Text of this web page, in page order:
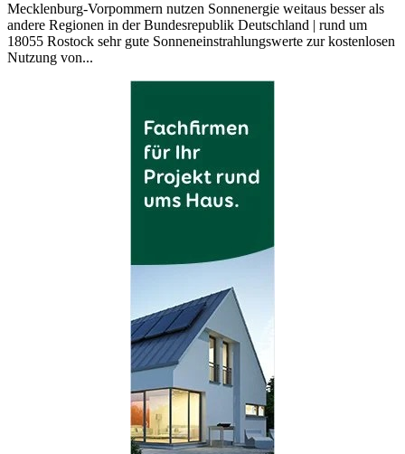
Mecklenburg-Vorpommern nutzen Sonnenergie weitaus besser als
andere Regionen in der Bundesrepublik Deutschland | rund um
18055 Rostock sehr gute Sonneneinstrahlungswerte zur kostenlosen
Nutzung von...